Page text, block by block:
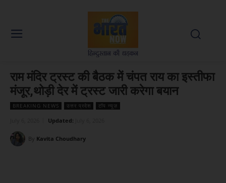
राम मंदिर ट्रस्ट की बैठक में चंपत राय का इस्तीफा
मंजूर,थोड़ी देर में ट्रस्ट जारी करेगा बयान
BREAKING NEWS उत्तर प्रदेश टॉप न्यूज़
Updated:
By Kavita Choudhary